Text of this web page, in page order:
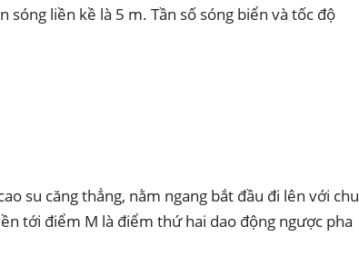
sóng liền kề là 5 m. Tần số sóng biển và tốc độ
su căng thẳng, nằm ngang bắt đầu đi lên với chu
tới điểm M là điểm thứ hai dao động ngược pha